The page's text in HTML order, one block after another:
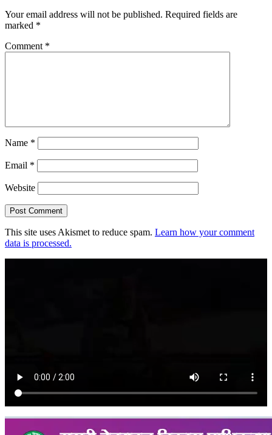
Your email address will not be published. Required fields are
marked *
Comment *
Name *
Email *
Website
This site uses Akismet to reduce spam. Learn how your comment
data is processed.